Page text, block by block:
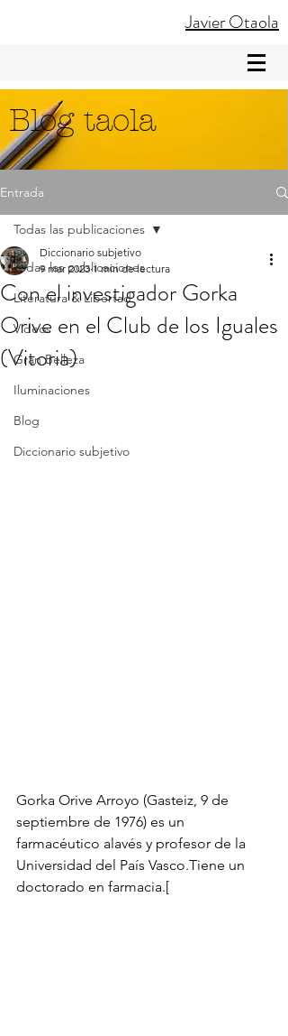
Javier Otaola
Blog taola
Entrada
Todas las publicaciones
Literatura & Libertad
Videos
Gran Belleza
Iluminaciones
Blog
Diccionario subjetivo
Todas las publicaciones
Con el investigador Gorka
Orive en el Club de los Iguales
(Vitoria)
Diccionario subjetivo
9 mar 2023 1 min de lectura
Gorka Orive Arroyo (Gasteiz, 9 de
septiembre de 1976) es un
farmacéutico alavés y profesor de la
Universidad del País Vasco.Tiene un
doctorado en farmacia.[